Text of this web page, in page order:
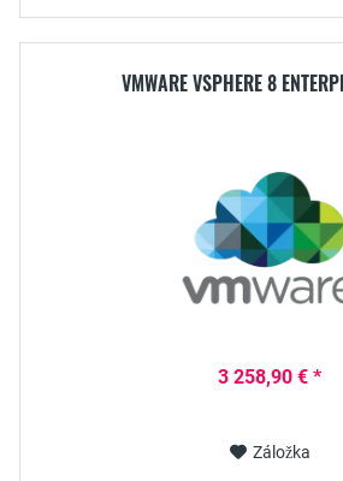
VMWARE VSPHERE 8
3 258,90 € *
Záložka